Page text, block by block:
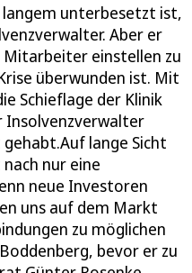
langem unterbesetzt ist,
Aber er
einstellen zu
überwunden ist. Mit
Schieflage der Klinik
lange Sicht
nur eine
neue Investoren
uns auf dem Markt
zu möglichen
bevor er zu